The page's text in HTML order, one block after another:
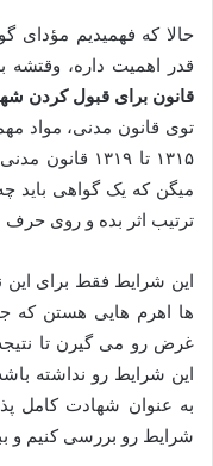
حالا که فهمیدیم مؤدای
قدر اهمیت داره،
قانون برای قبول کردن
توی قانون مدنی، مواد
۱۳۱۵ تا
میگن که یک گواهی باید
ترتیب اثر بده و روی
این شرایط فقط برای
ها اهرم هایی هستن که
غرض رو می گیرن تا
این شرایط رو نداشته
به عنوان شهادت کامل
شرایط رو بررسی کنیم و